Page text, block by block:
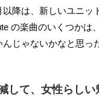
降は、新しいユニッ
の楽曲のいくつかは
じゃないかなと思っ
して、女性らし